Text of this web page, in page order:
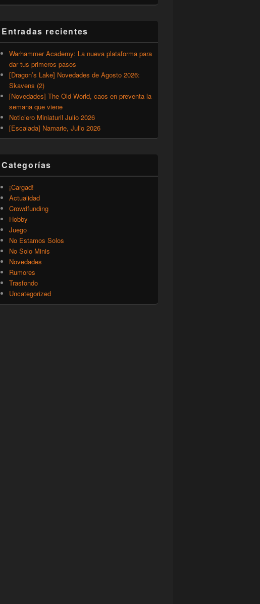
Entradas recientes
Warhammer Academy: La nueva plataforma para
dar tus primeros pasos
[Dragon’s Lake] Novedades de Agosto 2026:
Skavens (2)
[Novedades] The Old World, caos en preventa la
semana que viene
Noticiero Miniaturil Julio 2026
[Escalada] Namarie, Julio 2026
Categorías
¡Cargad!
Actualidad
Crowdfunding
Hobby
Juego
No Estamos Solos
No Solo Minis
Novedades
Rumores
Trasfondo
Uncategorized